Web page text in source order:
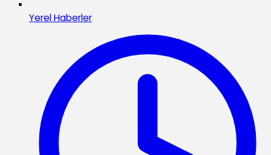
Yerel Haberler